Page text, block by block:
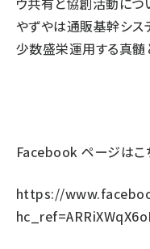
やずやは通販基幹シス
少数盛栄運用する真髄
Facebook ページはこ
https://